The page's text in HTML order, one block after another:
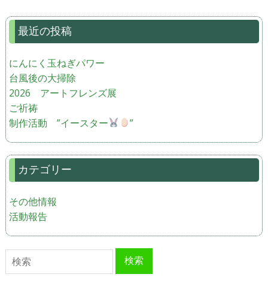
最近の投稿
にんにく玉ねぎパワー
台風後の大掃除
2026 アートフレンズ展
ご祈祷
制作活動 ”イースター
”
カテゴリー
その他情報
活動報告
検索 検索